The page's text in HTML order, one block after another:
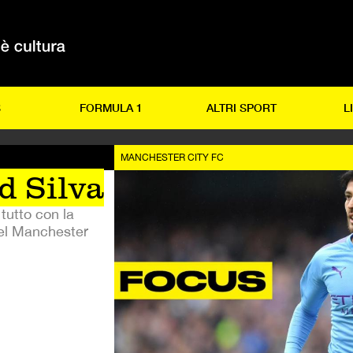
FORMULA 1 ALTRI SPORT
Silva
con la
Manchester
MANCHESTER CITY FC